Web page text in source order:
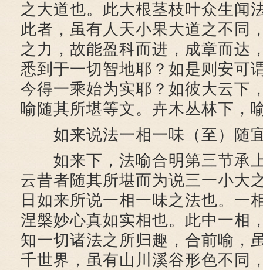
之大道也。此大根茎枝叶众生闻
此者，虽有人天小果大道之不同
之力，故能盈科而进，成章而达
悉到于一切智地耶？如是则安可
今得一乘始为实耶？如彼大云下
喻随其所堪等文。卉木丛林下，
如来说法一相一味（至）随
如来下，法喻合明第三节承
云昔者随其所堪而为说三一小大
日如来所说一相一味之法也。一
涅槃妙心真如实相也。此中一相
知一切诸法之所归趣，合前喻，
千世界，虽有山川溪谷形色不同